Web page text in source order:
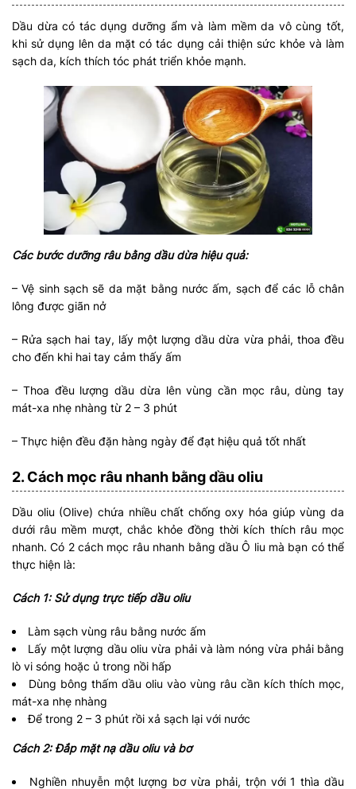
Dầu dừa có tác dụng dưỡng ẩm và làm mềm da vô cùng tốt,
khi sử dụng lên da mặt có tác dụng cải thiện sức khỏe và làm
sạch da, kích thích tóc phát triển khỏe mạnh.
Các bước dưỡng râu bằng dầu dừa hiệu quả:
– Vệ sinh sạch sẽ da mặt bằng nước ấm, sạch để các lỗ chân
lông được giãn nở
– Rửa sạch hai tay, lấy một lượng dầu dừa vừa phải, thoa đều
cho đến khi hai tay cảm thấy ấm
– Thoa đều lượng dầu dừa lên vùng cần mọc râu, dùng tay
mát-xa nhẹ nhàng từ 2 – 3 phút
– Thực hiện đều đặn hàng ngày để đạt hiệu quả tốt nhất
2. Cách mọc râu nhanh bằng dầu oliu
Dầu oliu (Olive) chứa nhiều chất chống oxy hóa giúp vùng da
dưới râu mềm mượt, chắc khỏe đồng thời kích thích râu mọc
nhanh. Có 2 cách mọc râu nhanh bằng dầu Ô liu mà bạn có thể
thực hiện là:
Cách 1: Sử dụng trực tiếp dầu oliu
Làm sạch vùng râu bằng nước ấm
Lấy một lượng dầu oliu vừa phải và làm nóng vừa phải bằng
lò vi sóng hoặc ủ trong nồi hấp
Dùng bông thấm dầu oliu vào vùng râu cần kích thích mọc,
mát-xa nhẹ nhàng
Để trong 2 – 3 phút rồi xả sạch lại với nước
Cách 2: Đắp mặt nạ dầu oliu và bơ
Nghiền nhuyễn một lượng bơ vừa phải, trộn với 1 thìa dầu